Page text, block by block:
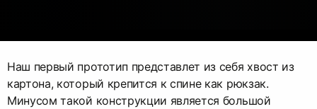
Наш первый прототип представлет из себя хвост из
картона, который крепится к спине как рюкзак.
Минусом такой конструкции является большой